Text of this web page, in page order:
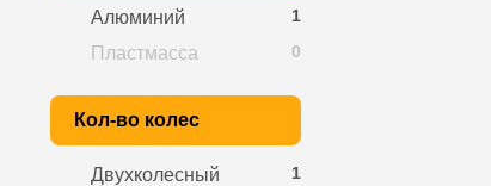
1
Алюминий
0
Пластмасса
Кол-во колес
1
Двухколесный